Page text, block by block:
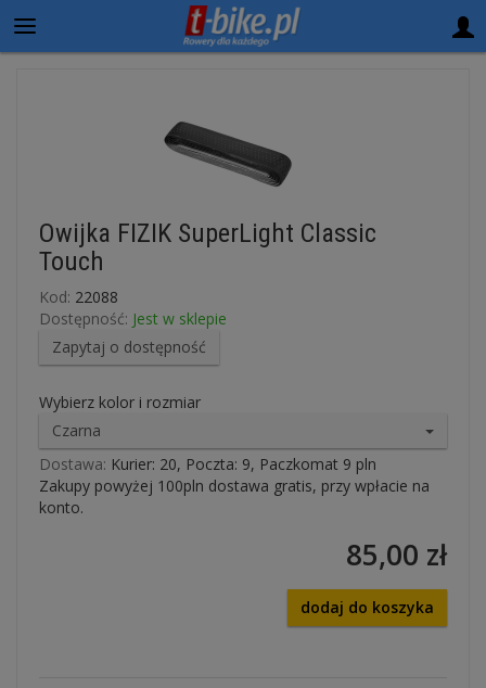
Owijka FIZIK SuperLight Classic
Touch
Kod: 22088
Dostępność: Jest w sklepie
Zapytaj o dostępność
Wybierz kolor i rozmiar
Czarna
Dostawa: Kurier: 20, Poczta: 9, Paczkomat 9 pln
Zakupy powyżej 100pln dostawa gratis, przy wpłacie na
konto.
85,00 zł
dodaj do koszyka